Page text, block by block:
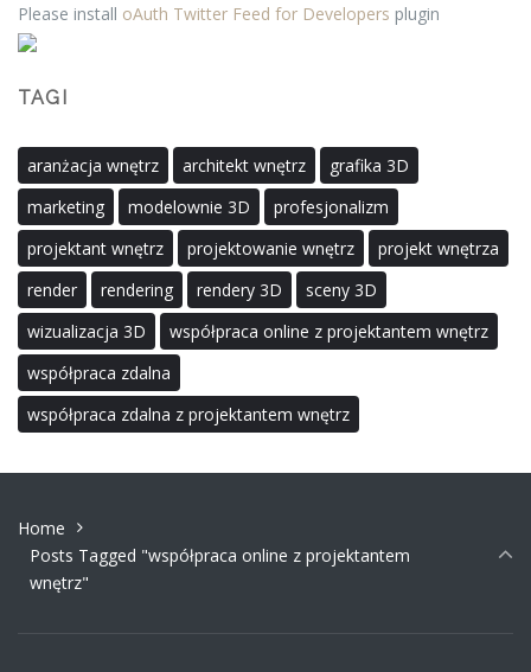
Please install oAuth Twitter Feed for Developers plugin
TAGI
aranżacja wnętrz architekt wnętrz
grafika 3D
marketing
modelownie 3D
profesjonalizm
projektant wnętrz
projektowanie wnętrz
projekt wnętrza
render
rendering rendery 3D
sceny 3D
wizualizacja 3D
współpraca online z projektantem wnętrz
współpraca zdalna
współpraca zdalna z projektantem wnętrz
Home
Posts Tagged "współpraca online z projektantem
wnętrz"